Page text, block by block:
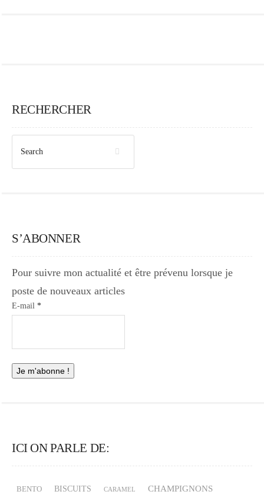
RECHERCHER
S’ABONNER
Pour suivre mon actualité et être prévenu lorsque je
poste de nouveaux articles
E-mail *
ICI ON PARLE DE:
BENTO BISCUITS CARAMEL CHAMPIGNONS